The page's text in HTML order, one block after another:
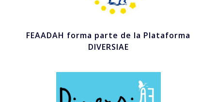
FEAADAH forma parte de la Plataforma
DIVERSIAE